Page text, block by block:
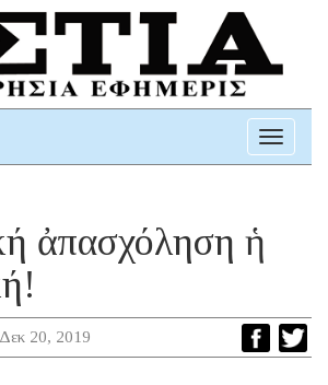
Toggle
ἀπασχόληση ἡ
Δεκ 20, 2019